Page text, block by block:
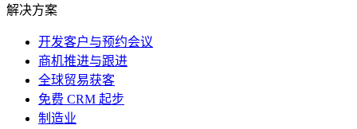
解决方案
开发客户与预约会议
商机推进与跟进
全球贸易获客
免费 CRM 起步
制造业